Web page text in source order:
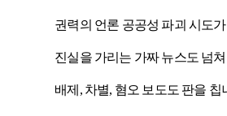
권력의 언론 공공성 파괴 시도
진실을 가리는 가짜 뉴스도 넘
배제 , 차별, 혐오 보도도 판을 칩